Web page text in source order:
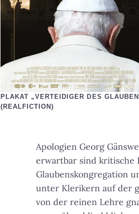
PLAKAT „VERTEIDIGER DES
(REALFICTION)
Apologien Georg
erwartbar sind kritische
Glaubenskongregation
unter Klerikern auf der
von der reinen Lehre